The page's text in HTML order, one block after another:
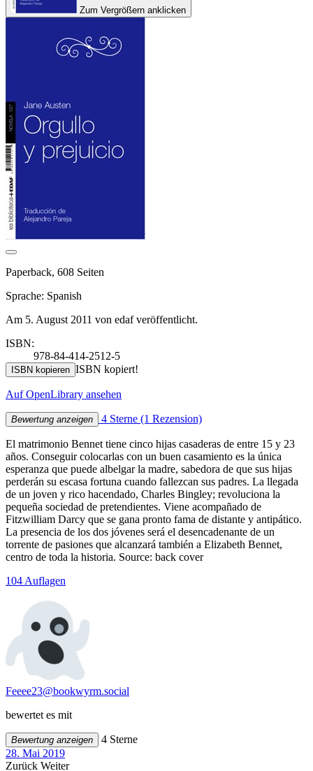
Zum Vergrößern anklicken
Paperback, 608 Seiten
Sprache: Spanish
Am 5. August 2011 von edaf veröffentlicht.
ISBN:
978-84-414-2512-5
ISBN kopieren ISBN kopiert!
Auf OpenLibrary ansehen
Bewertung anzeigen 4 Sterne (1 Rezension)
El matrimonio Bennet tiene cinco hijas casaderas de entre 15 y 23
años. Conseguir colocarlas con un buen casamiento es la única
esperanza que puede albelgar la madre, sabedora de que sus hijas
perderán su escasa fortuna cuando fallezcan sus padres. La llegada
de un joven y rico hacendado, Charles Bingley; revoluciona la
pequeña sociedad de pretendientes. Viene acompañado de
Fitzwilliam Darcy que se gana pronto fama de distante y antipático.
La presencia de los dos jóvenes será el desencadenante de un
torrente de pasiones que alcanzará también a Elizabeth Bennet,
centro de toda la historia. Source: back cover
104 Auflagen
Feeee23@bookwyrm.social
bewertet es mit
Bewertung anzeigen
4 Sterne
28. Mai 2019
Zurück Weiter